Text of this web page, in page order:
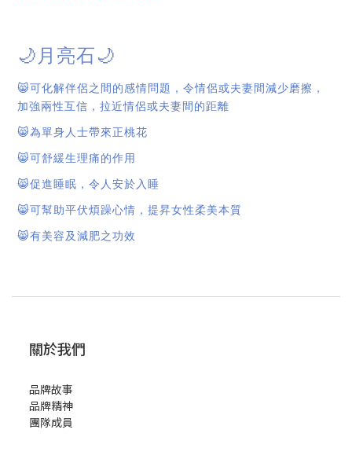
🌙 月亮石🌙
😸可化解伴侶之間的感情問題，令情侶或夫妻間減少磨擦，
加強兩性互信，拉近情侶或夫妻間的距離
😸為單身人士帶來正桃花
😸可舒緩生理痛的作用
😸促進睡眠，令人安於入睡
😸可幫助平伏煩躁心情，提昇女性柔美本質
😸有美容及減肥之功效
關於我們
品牌故事
品牌精神
團隊成員